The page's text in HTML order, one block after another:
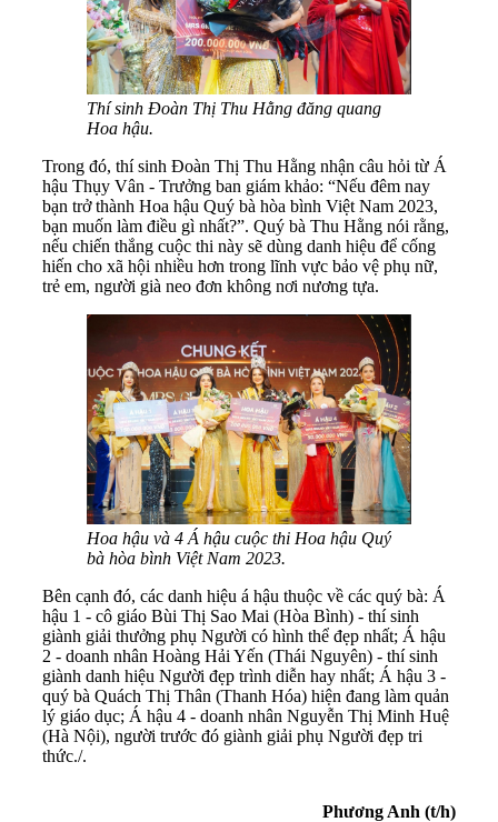
Thí sinh Đoàn Thị Thu Hằng đăng quang
Hoa hậu.
Trong đó, thí sinh Đoàn Thị Thu Hằng nhận câu hỏi từ Á
hậu Thụy Vân - Trưởng ban giám khảo: “Nếu đêm nay
bạn trở thành Hoa hậu Quý bà hòa bình Việt Nam 2023,
bạn muốn làm điều gì nhất?”. Quý bà Thu Hằng nói rằng,
nếu chiến thắng cuộc thi này sẽ dùng danh hiệu để cống
hiến cho xã hội nhiều hơn trong lĩnh vực bảo vệ phụ nữ,
trẻ em, người già neo đơn không nơi nương tựa.
Hoa hậu và 4 Á hậu cuộc thi Hoa hậu Quý
bà hòa bình Việt Nam 2023.
Bên cạnh đó, các danh hiệu á hậu thuộc về các quý bà: Á
hậu 1 - cô giáo Bùi Thị Sao Mai (Hòa Bình) - thí sinh
giành giải thưởng phụ Người có hình thể đẹp nhất; Á hậu
2 - doanh nhân Hoàng Hải Yến (Thái Nguyên) - thí sinh
giành danh hiệu Người đẹp trình diễn hay nhất; Á hậu 3 -
quý bà Quách Thị Thân (Thanh Hóa) hiện đang làm quản
lý giáo dục; Á hậu 4 - doanh nhân Nguyễn Thị Minh Huệ
(Hà Nội), người trước đó giành giải phụ Người đẹp tri
thức./.
Phương Anh (t/h)